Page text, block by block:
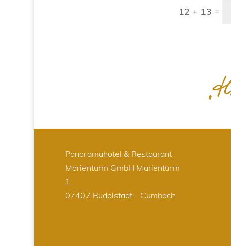
12 + 13 =
Panoramahotel & Restaurant
Marienturm GmbH Marienturm
1
07407 Rudolstadt – Cumbach